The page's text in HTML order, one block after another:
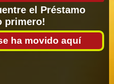
el Préstamo
primero!
ha movido aquí